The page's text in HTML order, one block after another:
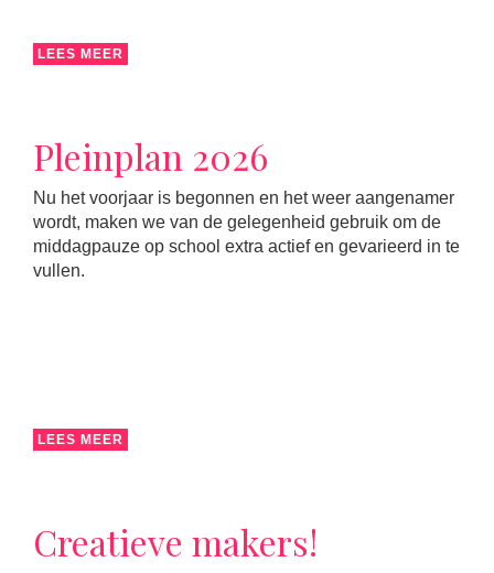
LEES MEER
Pleinplan 2026
Nu het voorjaar is begonnen en het weer aangenamer
wordt, maken we van de gelegenheid gebruik om de
middagpauze op school extra actief en gevarieerd in te
vullen.
LEES MEER
Creatieve makers!